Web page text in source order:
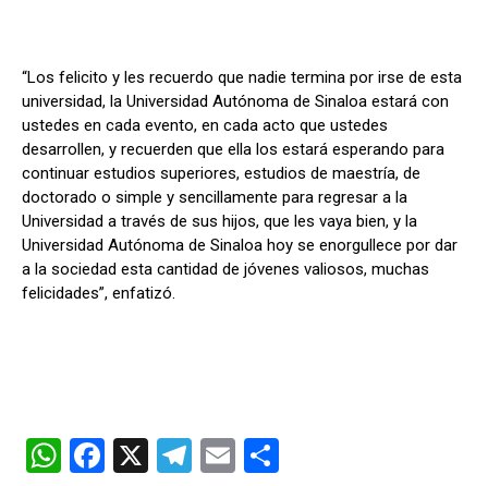
“Los felicito y les recuerdo que nadie termina por irse de esta
universidad, la Universidad Autónoma de Sinaloa estará con
ustedes en cada evento, en cada acto que ustedes
desarrollen, y recuerden que ella los estará esperando para
continuar estudios superiores, estudios de maestría, de
doctorado o simple y sencillamente para regresar a la
Universidad a través de sus hijos, que les vaya bien, y la
Universidad Autónoma de Sinaloa hoy se enorgullece por dar
a la sociedad esta cantidad de jóvenes valiosos, muchas
felicidades”, enfatizó.
W F
X
T
E